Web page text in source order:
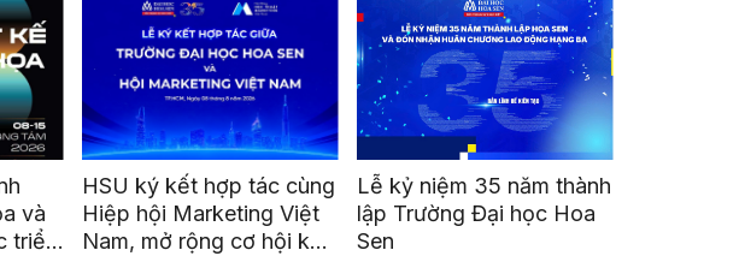
và
triển
HSU ký kết hợp tác cùng
Hiệp hội Marketing Việt
Nam, mở rộng cơ hội kết
Lễ kỷ niệm 35 năm thành
lập Trường Đại học Hoa
Sen